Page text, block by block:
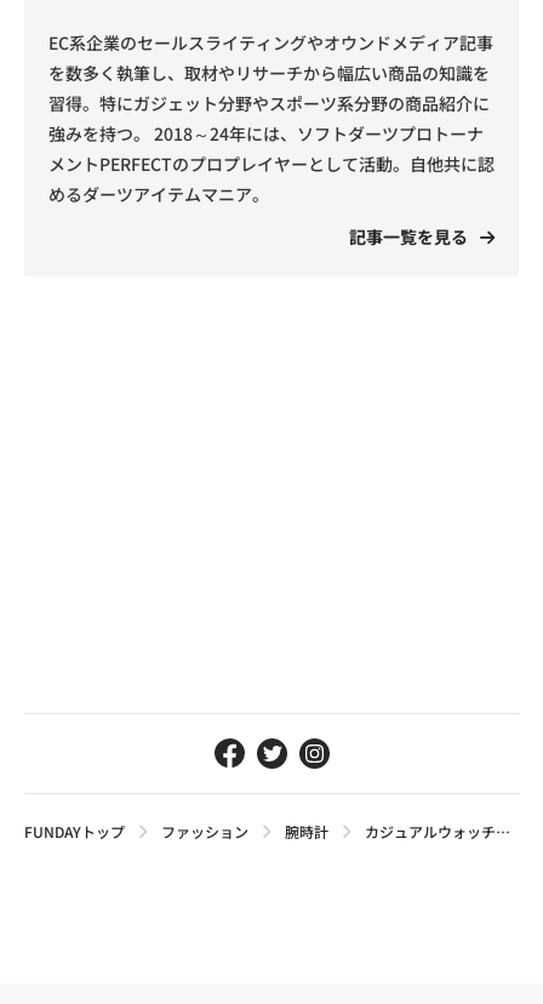
EC系企業のセールスライティングやオウンドメディア記事
を数多く執筆し、取材やリサーチから幅広い商品の知識を
習得。特にガジェット分野やスポーツ系分野の商品紹介に
強みを持つ。 2018～24年には、ソフトダーツプロトーナ
メントPERFECTのプロプレイヤーとして活動。自他共に認
めるダーツアイテムマニア。
記事一覧を見る
FUNDAYトップ ファッション 腕時計 カジュアルウォッチの王様・TIMEXのおすすめモデル5選